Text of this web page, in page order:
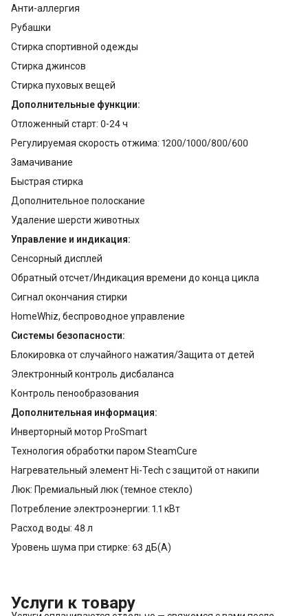
Анти-аллергия
Рубашки
Стирка спортивной одежды
Стирка джинсов
Стирка пуховых вещей
Дополнительные функции:
Отложенный старт: 0-24 ч
Регулируемая скорость отжима: 1200/1000/800/600
Замачивание
Быстрая стирка
Дополнительное полоскание
Удаление шерсти животных
Управление и индикация:
Сенсорный дисплей
Обратный отсчет/Индикация времени до конца цикла
Сигнал окончания стирки
HomeWhiz, беспроводное управление
Системы безопасности:
Блокировка от случайного нажатия/Защита от детей
Электронный контроль дисбаланса
Контроль пенообразования
Дополнительная информация:
Инверторный мотор ProSmart
Технология обработки паром SteamCure
Нагревательный элемент Hi-Tech с защитой от накипи
Люк: Премиальный люк (темное стекло)
Потребление электроэнергии: 1.1 кВт
Расход воды: 48 л
Уровень шума при стирке: 63 дБ(А)
Услуги к товару